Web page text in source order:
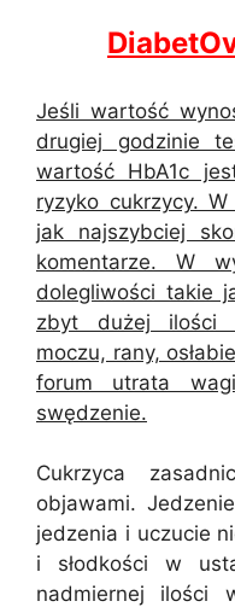
Jeśli wartość
drugiej godzinie
wartość HbA1c
ryzyko cukrzycy.
jak najszybciej
komentarze. W
dolegliwości takie
zbyt dużej ilości
moczu, rany,
forum utrata
swędzenie.
Cukrzyca
objawami.
jedzenia i uczucie
i słodkości w
nadmiernej ilości